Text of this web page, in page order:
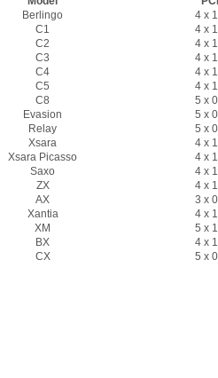
Berlingo
4 x
C1
4 x
C2
4 x
C3
4 x
C4
4 x
C5
4 x
C8
5 x
Evasion
5 x
Relay
5 x
Xsara
4 x
Xsara Picasso
4 x
Saxo
4 x
ZX
4 x
AX
3 x
Xantia
4 x
XM
5 x
BX
4 x
CX
5 x